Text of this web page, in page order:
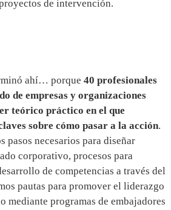
de intervención.
ahí… porque 40 profesionales
de empresas y organizaciones
teórico práctico en el que
sobre cómo pasar a la acción.
pasos necesarios para diseñar
corporativo, procesos para
de competencias a través del
pautas para promover el liderazgo
mediante programas de embajadores